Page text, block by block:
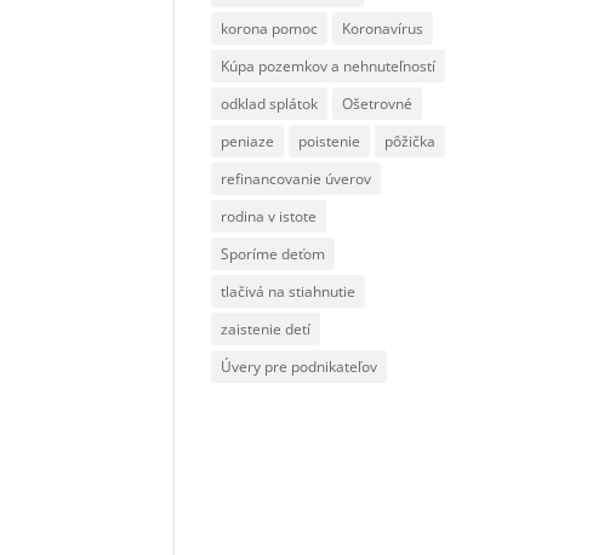
korona pomoc
Koronavírus
Kúpa pozemkov a nehnuteľností
odklad splátok
Ošetrovné
peniaze
poistenie
pôžička
refinancovanie úverov
rodina v istote
Sporíme deťom
tlačivá na stiahnutie
zaistenie detí
Úvery pre podnikateľov